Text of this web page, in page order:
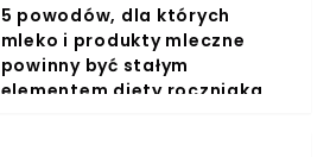
5 powodów, dla których
mleko i produkty mleczne
powinny być stałym
elementem diety roczniaka